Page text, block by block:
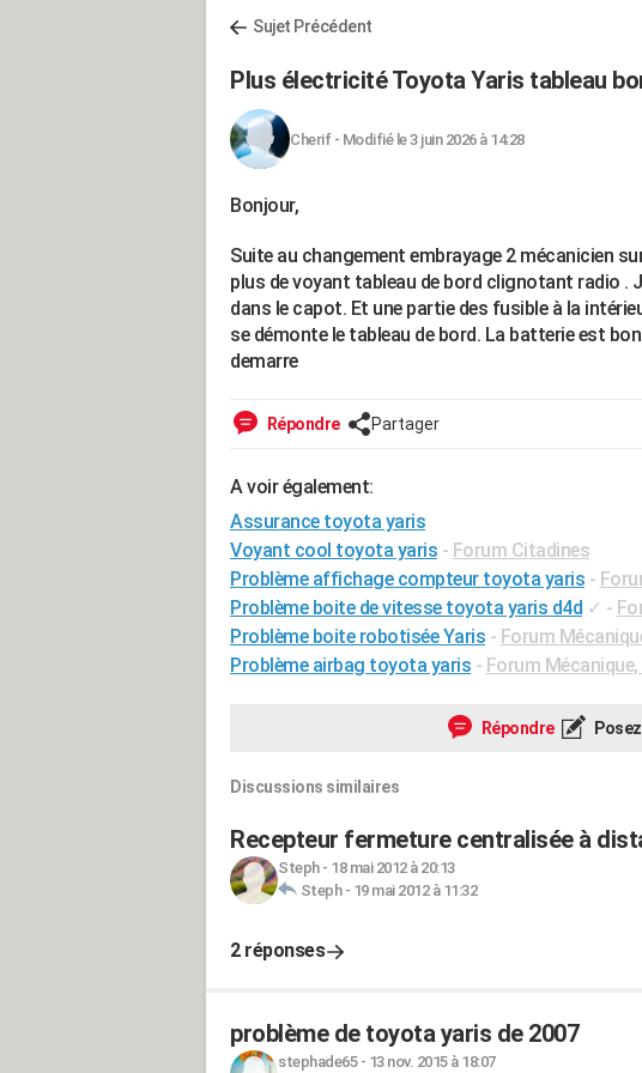
Sujet Précédent
Plus électricité Toyota Yaris tableau
Cherif- Modifié le 3 juin 2026 à 14:28
Bonjour,
Suite au changement embrayage 2 mécanicien
plus de voyant tableau de bord clignotant radio .
dans le capot. Et une partie des fusible à la
se démonte le tableau de bord. La batterie est
demarre
Répondre Partager
A voir également:
Assurance toyota yaris
Voyant cool toyota yaris - Forum Citadines
Problème affichage compteur toyota yaris -
Problème boite de vitesse toyota yaris d4d ✓ -
Problème boite robotisée Yaris - Forum
Problème airbag toyota yaris - Forum
Répondre
Discussions similaires
Recepteur fermeture centralisée à
Steph- 18 mai 2012 à 20:13
Steph- 19 mai 2012 à 11:32
2 réponses
problème de toyota yaris de 2007
stephade65- 13 nov. 2015 à 18:07